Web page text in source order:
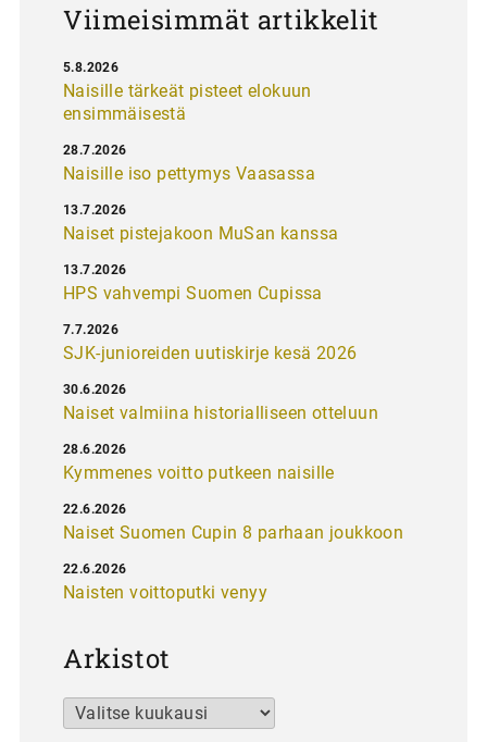
Viimeisimmät artikkelit
Naisille tärkeät pisteet elokuun
ensimmäisestä
5.8.2026
Naisille iso pettymys Vaasassa
28.7.2026
Naiset pistejakoon MuSan kanssa
13.7.2026
HPS vahvempi Suomen Cupissa
13.7.2026
SJK-junioreiden uutiskirje kesä 2026
7.7.2026
Naiset valmiina historialliseen otteluun
30.6.2026
Kymmenes voitto putkeen naisille
28.6.2026
Naiset Suomen Cupin 8 parhaan joukkoon
22.6.2026
Naisten voittoputki venyy
22.6.2026
Arkistot
Arkistot